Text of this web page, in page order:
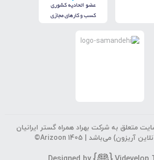
متعلق به شرکت بهراد همراه گستر ایرانیان
آریزون) می‌باشد | ©Arizoon 1405